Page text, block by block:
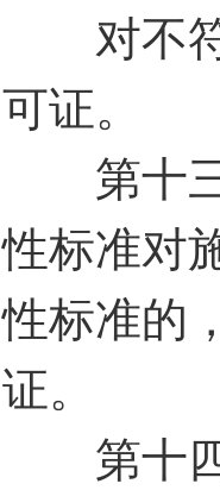
对不符
可证。
第十三
性标准对
性标准的
证。
第十四